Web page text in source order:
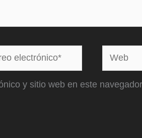
Web
y sitio web en este